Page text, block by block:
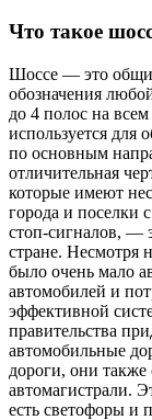
Что такое
Шоссе — это
обозначения
до 4 полос на
используется для
по основным
отличительная
которые имеют
города и поселки
стоп-сигналов, —
стране. Несмотря
было очень мало
автомобилей и
эффективной
правительства
автомобильные
дороги, они также
автомагистрали.
есть светофоры и